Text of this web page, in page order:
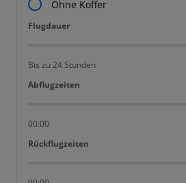
Ohne Koffer
Flugdauer
Flugdauer
Bis zu 24 Stunden
Abflugzeiten
Abflugzeiten
00:00
Rückflugzeiten
Rückflugzeiten